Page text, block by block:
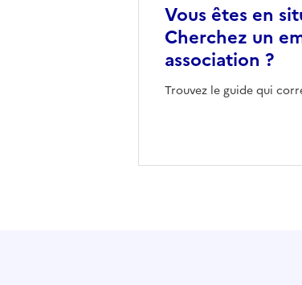
Vous êtes en
Cherchez un
association ?
Trouvez le guide qui